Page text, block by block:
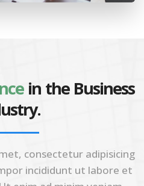
in the Business
consectetur adipisicing
incididunt ut labore et